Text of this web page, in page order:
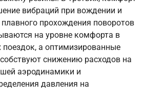
вибраций при вождении и
прохождения поворотов
на уровне комфорта в
поездок, а оптимизированные
снижению расходов на
аэродинамики и
давления на